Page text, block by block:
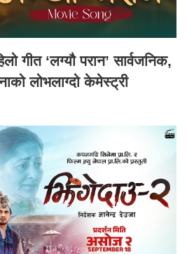
गीत ‘लग्यौ परान’ सार्वजनिक,
लोभलाग्दो केमेस्ट्री